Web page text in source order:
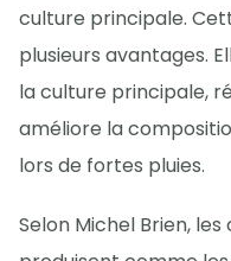
culture principale.
plusieurs avantages.
la culture principale,
améliore la
lors de fortes pluies.
Selon Michel Brien,